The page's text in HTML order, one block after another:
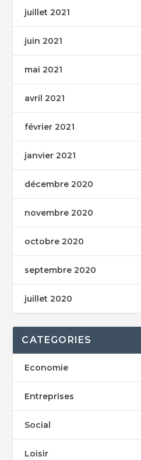
juillet 2021
juin 2021
mai 2021
avril 2021
février 2021
janvier 2021
décembre 2020
novembre 2020
octobre 2020
septembre 2020
juillet 2020
CATEGORIES
Economie
Entreprises
Social
Loisir